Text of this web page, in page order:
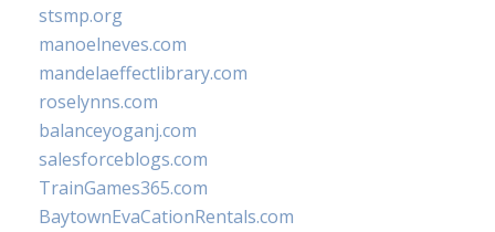
stsmp.org
manoelneves.com
mandelaeffectlibrary.com
roselynns.com
balanceyoganj.com
salesforceblogs.com
TrainGames365.com
BaytownEvaCationRentals.com